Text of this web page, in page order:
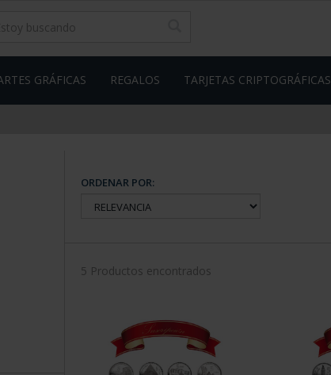
GRÁFICAS REGALOS TARJETAS CRIPTOGRÁFICAS
ORDENAR POR:
5 Productos encontrados